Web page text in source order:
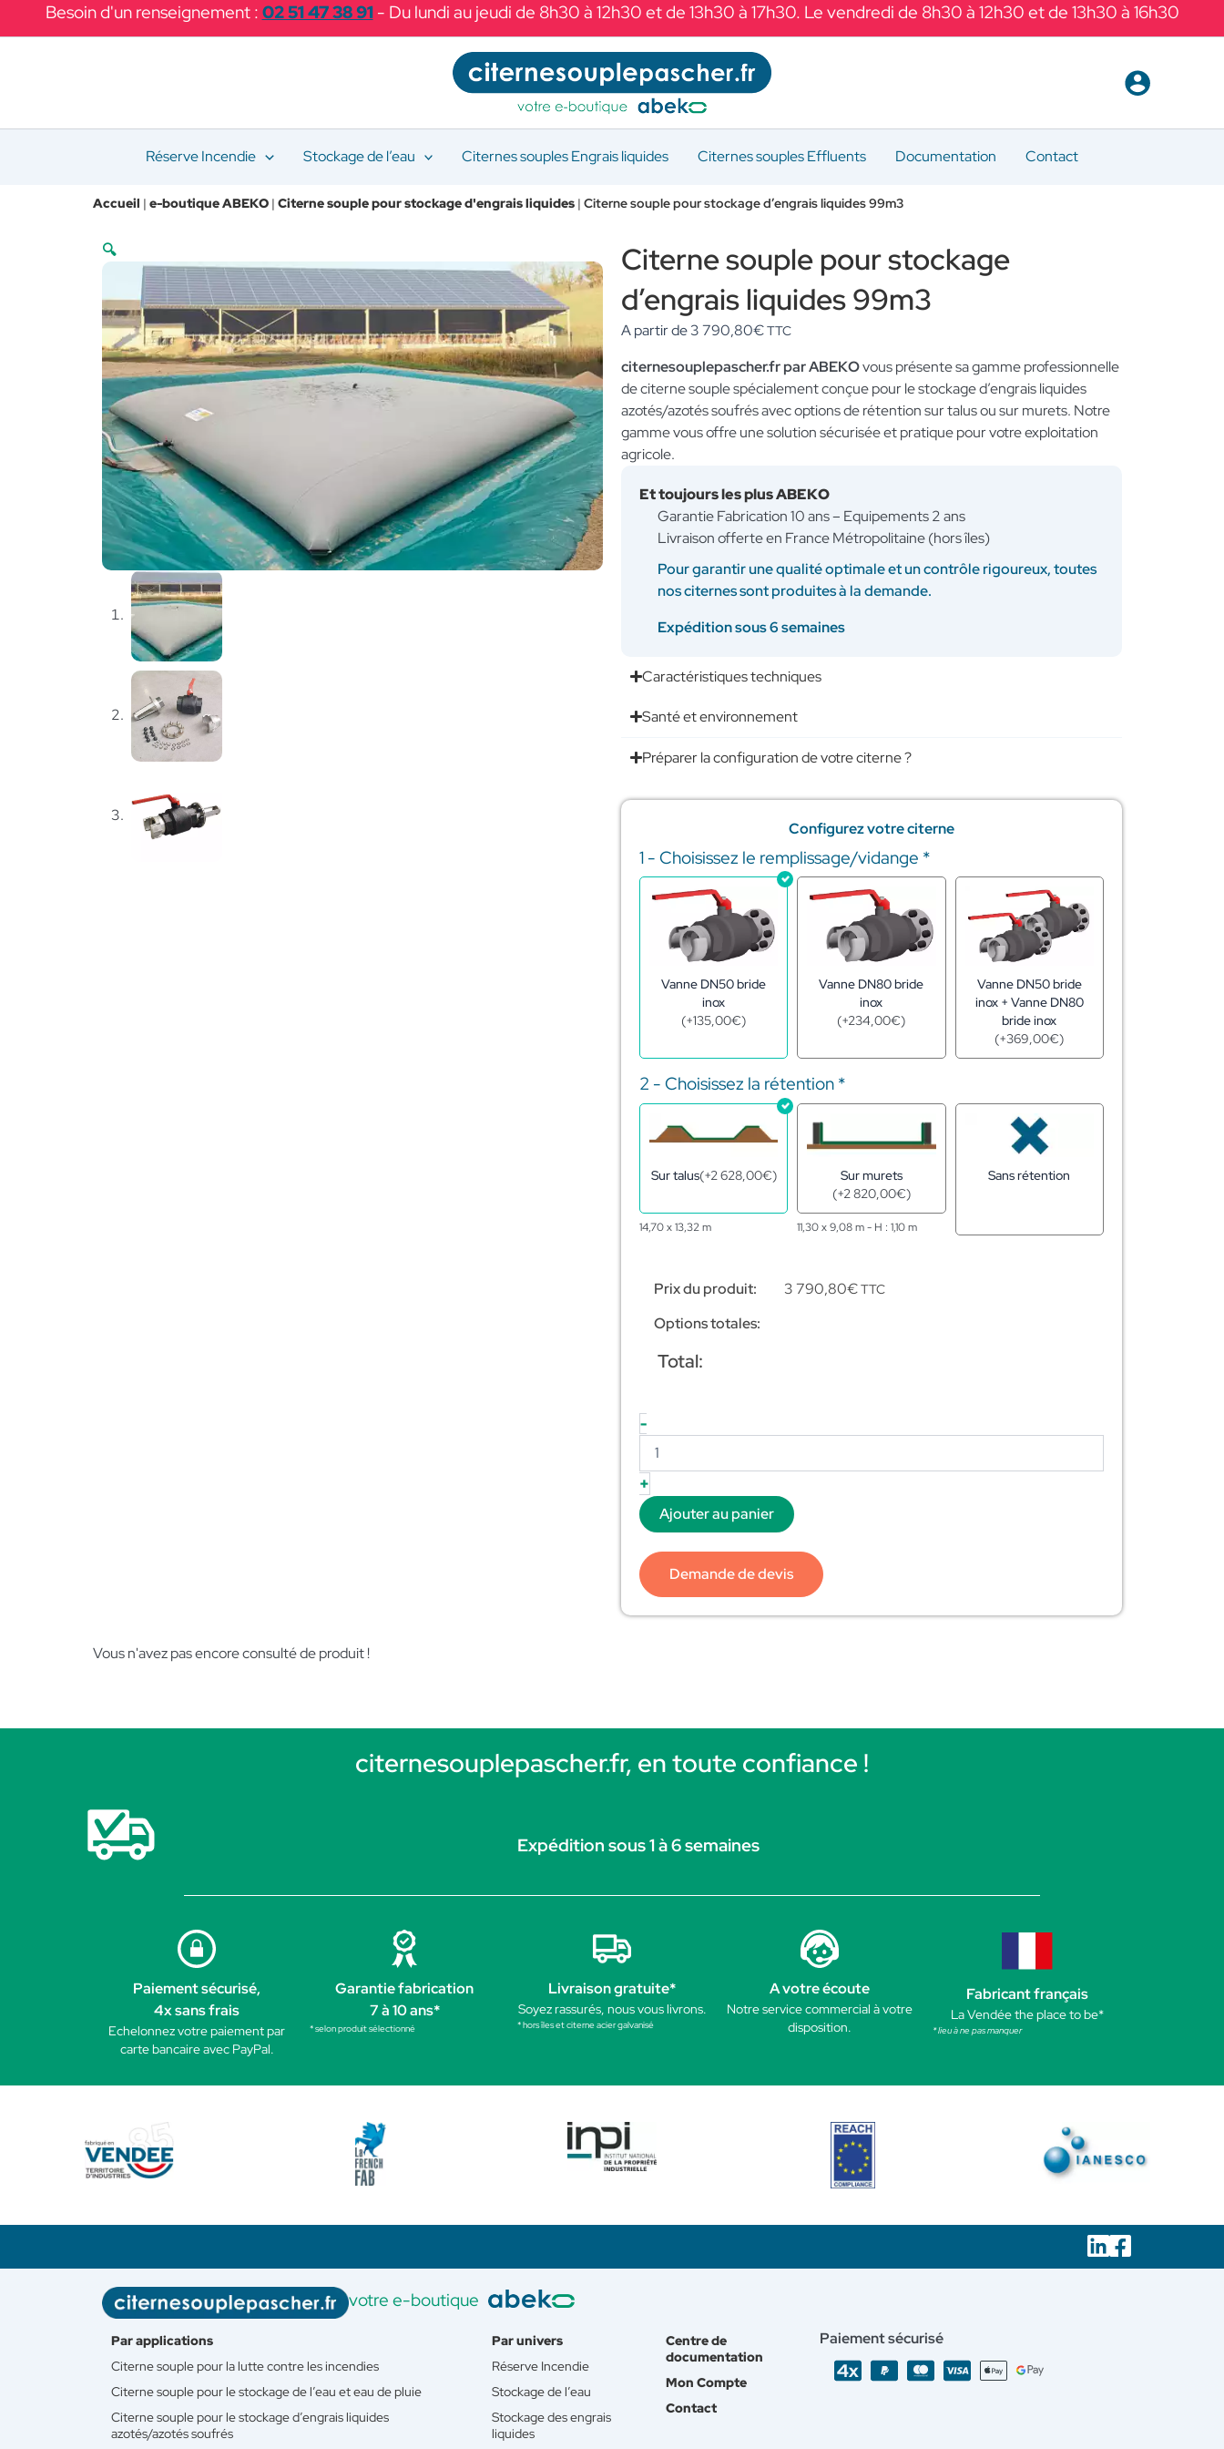
Besoin d'un renseignement : 02 51 47 38 91- Du lundi au jeudi de 8h30 à 12h30 et de 13h30 à 17h30. Le vendredi de 8h30 à 12h30 et de 13h30 à 16h30
Réserve Incendie Stockage de l’eau Citernes souples Engrais liquides Citernes souples Effluents Documentation Contact
Accueil | e-boutique ABEKO | Citerne souple pour stockage d'engrais liquides | Citerne souple pour stockage d’engrais liquides 99m3
🔍
Citerne souple pour stockage
d’engrais liquides 99m3
A partir de3 790,80€TTC
citernesouplepascher.fr par ABEKOvous présente sa gamme professionnelle
de citerne souple spécialement conçue pour le stockage d’engrais liquides
azotés/azotés soufrés avec options de rétention sur talus ou sur murets. Notre
gamme vous offre une solution sécurisée et pratique pour votre exploitation
agricole.
Et toujours les plus ABEKO
Garantie Fabrication 10 ans – Equipements 2 ans
Livraison offerte en France Métropolitaine (hors îles)
Pour garantir une qualité optimale et un contrôle rigoureux, toutes
nos citernes sont produites à la demande.
Expédition sous 6 semaines
Caractéristiques techniques
Santé et environnement
Préparer la configuration de votre citerne ?
Configurez votre citerne
1 - Choisissez le remplissage/vidange *
Vanne DN50 bride
inox
(+135,00€)
Vanne DN80 bride
inox
(+234,00€)
Vanne DN50 bride
inox + Vanne DN80
bride inox
(+369,00€)
2 - Choisissez la rétention*
Sur talus(+2 628,00€)
14,70 x 13,32 m
Sur murets
(+2 820,00€)
11,30 x 9,08 m - H : 1,10 m
Sans rétention
Prix du produit: 3 790,80€TTC
Options totales:
Total:
-
quantité
de
Citerne
pour
stockage
d'engrais
liquides
+
Ajouter au panier
Demande de devis
Vous n'avez pas encore consulté de produit !
citernesouplepascher.fr, en toute confiance !
Expédition sous 1 à 6 semaines
Paiement sécurisé,
4x sans frais
Echelonnez votre paiement par
carte bancaire avec PayPal.
Garantie fabrication
7 à 10 ans*
* selon produit sélectionné
Livraison gratuite*
Soyez rassurés, nous vous livrons.
* hors îles et citerne acier galvanisé
A votre écoute
Notre service commercial à votre
disposition.
Fabricant français
La Vendée the place to be*
* lieu à ne pas manquer
votre e-boutique
Par applications
Citerne souple pour la lutte contre les incendies
Citerne souple pour le stockage de l’eau et eau de pluie
Citerne souple pour le stockage d’engrais liquides
azotés/azotés soufrés
Par univers
Réserve Incendie
Stockage de l’eau
Stockage des engrais
liquides
Centre de
documentation
Mon Compte
Contact
Paiement sécurisé